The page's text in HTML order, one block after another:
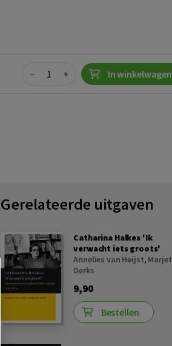
Quantity
− + In winkelwagen
Gerelateerde uitgaven
Catharina Halkes 'Ik
verwacht iets groots'
Annelies van Heijst, Marjet
Derks
9,90
Bestellen